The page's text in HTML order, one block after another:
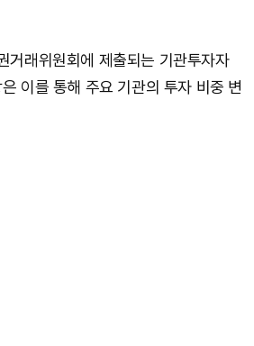
거래위원회에 제출되는 기관투자자
이를 통해 주요 기관의 투자 비중 변